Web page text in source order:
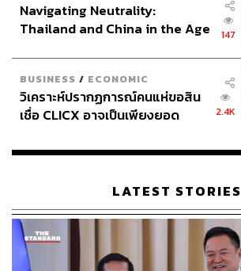
Navigating Neutrality:
Thailand and China in the Age
147
BUSINESS / ECONOMIC
วิเคราะห์ปรากฏการณ์คนแห่ขอสิน
เชื่อ CLICX อาจเป็นเพียงยอด
เรือนไทยที่ถูกซุกไว้
2.4K
LATEST STORIES